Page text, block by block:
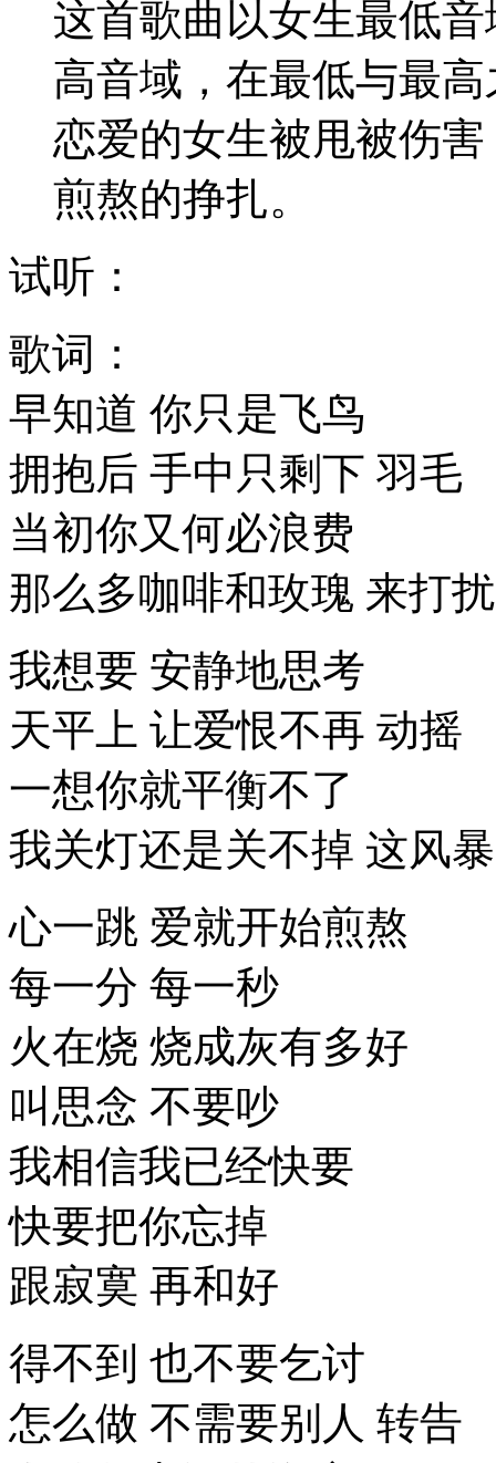
这首歌曲以女生最低
高音域，在最低与最
恋爱的女生被甩被伤
煎熬的挣扎。
试听：
歌词：
早知道 你只是飞鸟
拥抱后 手中只剩下 羽毛
当初你又何必浪费
那么多咖啡和玫瑰 来打扰
我想要 安静地思考
天平上 让爱恨不再 动摇
一想你就平衡不了
我关灯还是关不掉 这风暴
心一跳 爱就开始煎熬
每一分 每一秒
火在烧 烧成灰有多好
叫思念 不要吵
我相信我已经快要
快要把你忘掉
跟寂寞 再和好
得不到 也不要乞讨
怎么做 不需要别人 转告